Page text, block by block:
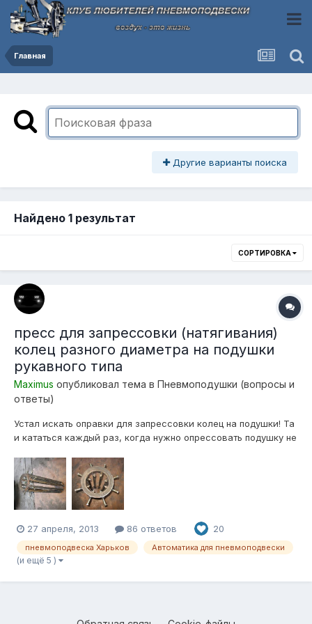
Главная
Другие варианты поиска
Найдено 1 результат
СОРТИРОВКА
пресс для запрессовки (натягивания)
колец разного диаметра на подушки
рукавного типа
Maximus опубликовал тема в Пневмоподушки (вопросы и
ответы)
Устал искать оправки для запрессовки колец на подушки! Та
и кататься каждый раз, когда нужно опрессовать подушку не
гидравлический домкрат, кольцо упираю в восемь болтов
м16 (класс прочности 8.8), домкратом давлю на поршень или
крышку подушки! Запре...
27 апреля, 2013 86 ответов 20
пневмоподвеска Харьков Автоматика для пневмоподвески
(и ещё 5 )